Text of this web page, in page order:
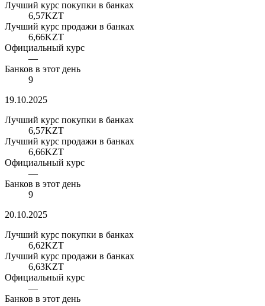
Лучший курс покупки в банках
6,57KZT
Лучший курс продажи в банках
6,66KZT
Официальный курс
—
Банков в этот день
9
19.10.2025
Лучший курс покупки в банках
6,57KZT
Лучший курс продажи в банках
6,66KZT
Официальный курс
—
Банков в этот день
9
20.10.2025
Лучший курс покупки в банках
6,62KZT
Лучший курс продажи в банках
6,63KZT
Официальный курс
—
Банков в этот день